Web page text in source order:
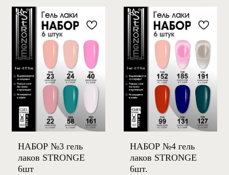
НАБОР №3 гель
лаков STRONGE
6шт
НАБОР №4 гель
лаков STRONGE
6шт.